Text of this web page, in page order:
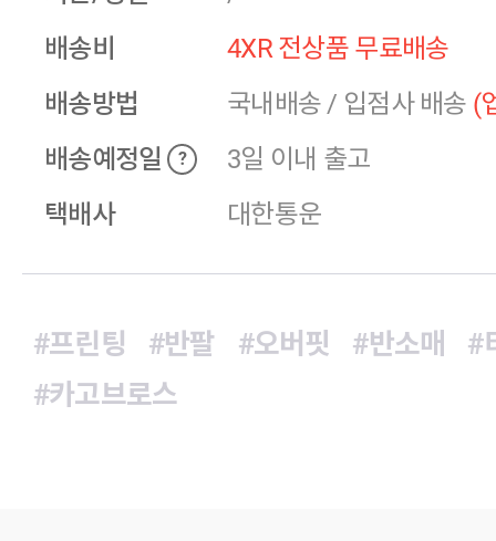
배송비
4XR 전상품 무료배송
배송방법
국내배송 / 입점사 배송 (
배송예정일
?
3일 이내 출고
택배사
대한통운
#프린팅 #반팔 #오버핏 #반소매
#
#카고브로스